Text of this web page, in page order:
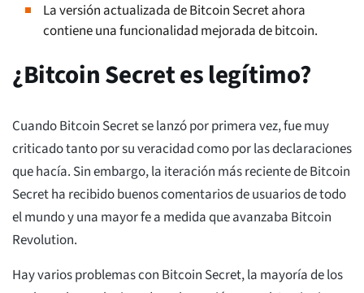
La versión actualizada de Bitcoin Secret ahora
contiene una funcionalidad mejorada de bitcoin.
¿Bitcoin Secret es legítimo?
Cuando Bitcoin Secret se lanzó por primera vez, fue muy
criticado tanto por su veracidad como por las declaraciones
que hacía. Sin embargo, la iteración más reciente de Bitcoin
Secret ha recibido buenos comentarios de usuarios de todo
el mundo y una mayor fe a medida que avanzaba Bitcoin
Revolution.
Hay varios problemas con Bitcoin Secret, la mayoría de los